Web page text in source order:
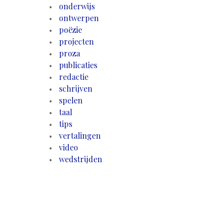
onderwijs
ontwerpen
poëzie
projecten
proza
publicaties
redactie
schrijven
spelen
taal
tips
vertalingen
video
wedstrijden